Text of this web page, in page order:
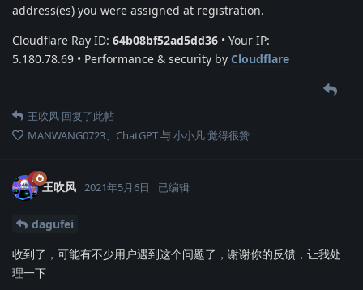
address(es) you were assigned at registration.
Cloudflare Ray ID: 64b08bf52ad5dd36 • Your IP:
5.180.78.69 • Performance & security by Cloudflare
王吹风 回复了此帖
MANWANG0723、 ChatGPT与小小凡觉得很赞
王吹风 2021年5月6日 已编辑
dagufei
收到了，可能有不少用户遇到这个问题了，谢谢你的反馈，让我处
理一下